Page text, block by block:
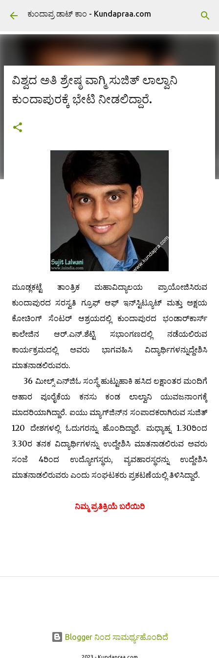
ವಿಷಯಕ್ಕೆ ಹೋಗಿ
ಕುಂದಾಪ್ರ ಡಾಟ್ ಕಾಂ - Kundapraa.com
ವಿಶ್ವದ ಅತಿ ಶ್ರೇಷ್ಠ ವಾಗ್ಮಿ ಸುಜಿತ್ ಲಾಲ್ವಾನಿ
ಕುಂದಾಪುರಕ್ಕೆ ಭೇಟಿ ನೀಡಲಿದ್ದಾರೆ.
ಮೂಡ್ಲಕಟ್ಟೆ ತಾಂತ್ರಿಕ ಮಹಾವಿದ್ಯಾಲಯ ಪ್ರಾಯೋಜಿಸಿರುವ
ಕುಂದಾಪುರದ ಸರಸ್ವತಿ ಗ್ರೂಫ್ ಆಫ್ ಇನ್‌ಸ್ಟಿಟ್ಯೂಟ್ ಮತ್ತು ಅಕ್ಷಯ
ಕೋಚಿಂಗ್ ಸೆಂಟರ್ ಆಶ್ರಯದಲ್ಲಿ ಕುಂದಾಪುರದ ಭಂಡಾರ್‌ಕಾರ್ಸ್‌
ಕಾಲೇಜಿನ ಆರ್.ಎನ್.ಶೆಟ್ಟಿ ಸಭಾಂಗಣದಲ್ಲಿ ನಡೆಯಲಿರುವ
ಕಾರ್ಯಕ್ರಮದಲ್ಲಿ ಅವರು ಭಾಗವಹಿಸಿ ವಿದ್ಯಾರ್ಥಿಗಳನ್ನುದ್ದೇಶಿಸಿ
ಮಾತನಾಡಲಿರುವರು.
36 ಮೀಲ್ಸ್ ಎನ್‌ಜಿಓ ಸಂಸ್ಥೆ ಹುಟ್ಟುಹಾಕಿ ಹಸಿದ ಲಕ್ಷಾಂತರ ಮಂದಿಗೆ
ಆಹಾರ ಪೂರೈಕೆಯ ಕನಸು ಕಂಡ ಲಾಲ್ವಾನಿ ಯುವಜನಾಂಗಕ್ಕೆ
ಮಾದರಿಯಾಗಿದ್ದಾರೆ. ಐಯು ಮ್ಯಾಗ್‌ಜಿನ್‌ನ ಸಂಪಾದಕರಾಗಿರುವ ಸುಜಿತ್
120 ದೇಶಗಳಲ್ಲಿ ಓದುಗರನ್ನು ಹೊಂದಿದ್ದಾರೆ. ಮಧ್ಯಾಹ್ನ 1.30ರಿಂದ
3.30ರ ತನಕ ವಿದ್ಯಾರ್ಥಿಗಳನ್ನು ಉದ್ದೇಶಿಸಿ ಮಾತನಾಡಲಿರುವ ಅವರು
ಸಂಜೆ 4ರಿಂದ ಉದ್ಯೋಗಸ್ಥರು, ವ್ಯವಹಾರಸ್ಥರನ್ನು ಉದ್ದೇಶಿಸಿ
ಮಾತನಾಡಲಿರುವರು ಎಂದು ಸಂಘಟಕರು ಪ್ರಕಟಣೆಯಲ್ಲಿ ತಿಳಿಸಿದ್ದಾರೆ.
ನಿಮ್ಮ ಪ್ರತಿಕ್ರಿಯೆ ಬರೆಯಿರಿ
Blogger ನಿಂದ ಸಾಮರ್ಥ್ಯಹೊಂದಿದೆ